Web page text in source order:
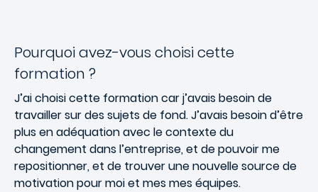
Pourquoi avez-vous choisi cette
formation ?
J’ai choisi cette formation car j’avais besoin de
travailler sur des sujets de fond. J’avais besoin d’être
plus en adéquation avec le contexte du
changement dans l’entreprise, et de pouvoir me
repositionner, et de trouver une nouvelle source de
motivation pour moi et mes mes équipes.